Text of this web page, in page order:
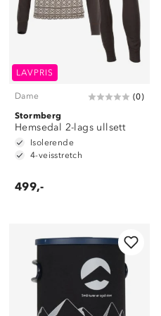
LAVPRIS
Dame (0)
Stormberg
Hemsedal 2-lags ullsett
Isolerende
4-veisstretch
499,-